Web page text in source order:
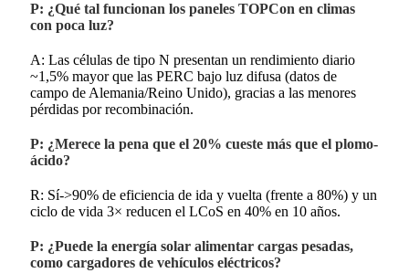
P: ¿Qué tal funcionan los paneles TOPCon en climas
con poca luz?
A: Las células de tipo N presentan un rendimiento diario
~1,5% mayor que las PERC bajo luz difusa (datos de
campo de Alemania/Reino Unido), gracias a las menores
pérdidas por recombinación.
P: ¿Merece la pena que el 20% cueste más que el plomo-
ácido?
R: Sí->90% de eficiencia de ida y vuelta (frente a 80%) y un
ciclo de vida 3× reducen el LCoS en 40% en 10 años.
P: ¿Puede la energía solar alimentar cargas pesadas,
como cargadores de vehículos eléctricos?